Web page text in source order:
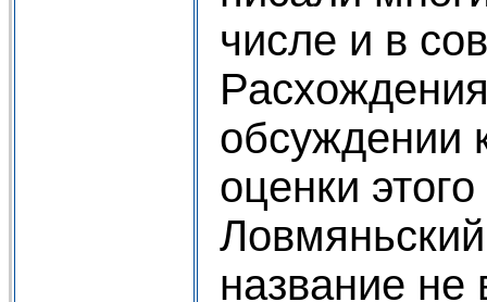
числе и в
обсуждении
оценки
название не